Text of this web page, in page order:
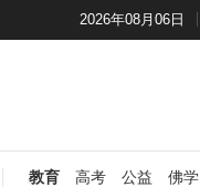
2026年08月06日
教育 高考 公益
佛学